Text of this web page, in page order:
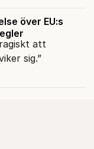
över EU:s
att
sig.”